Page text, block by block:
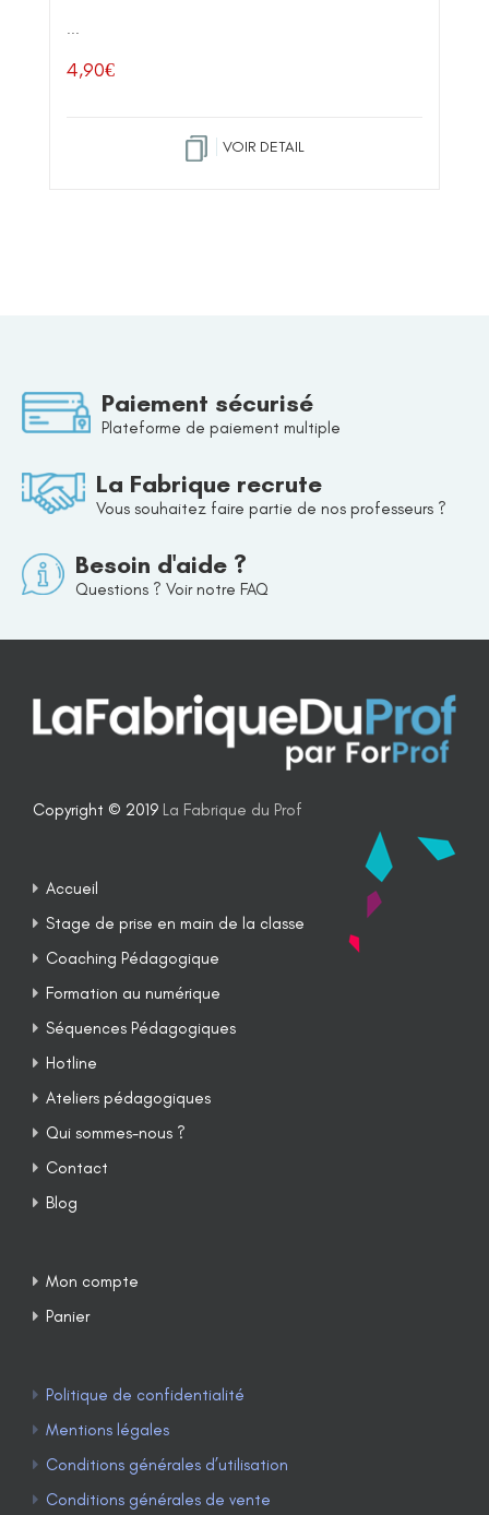
...
4,90€
VOIR DETAIL
Paiement sécurisé
Plateforme de paiement multiple
La Fabrique recrute
Vous souhaitez faire partie de nos professeurs ?
Besoin d'aide ?
Questions ? Voir notre FAQ
Copyright © 2019 La Fabrique du Prof
Accueil
Stage de prise en main de la classe
Coaching Pédagogique
Formation au numérique
Séquences Pédagogiques
Hotline
Ateliers pédagogiques
Qui sommes-nous ?
Contact
Blog
Mon compte
Panier
Politique de confidentialité
Mentions légales
Conditions générales d’utilisation
Conditions générales de vente